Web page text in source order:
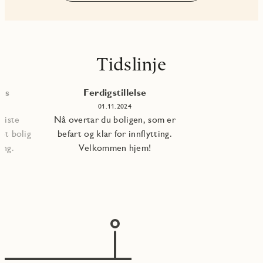
Tidslinje
bolig
Ferdigstillelse
01.11.2024
Nå overtar du boligen, som er
befart og klar for innflytting.
Velkommen hjem!